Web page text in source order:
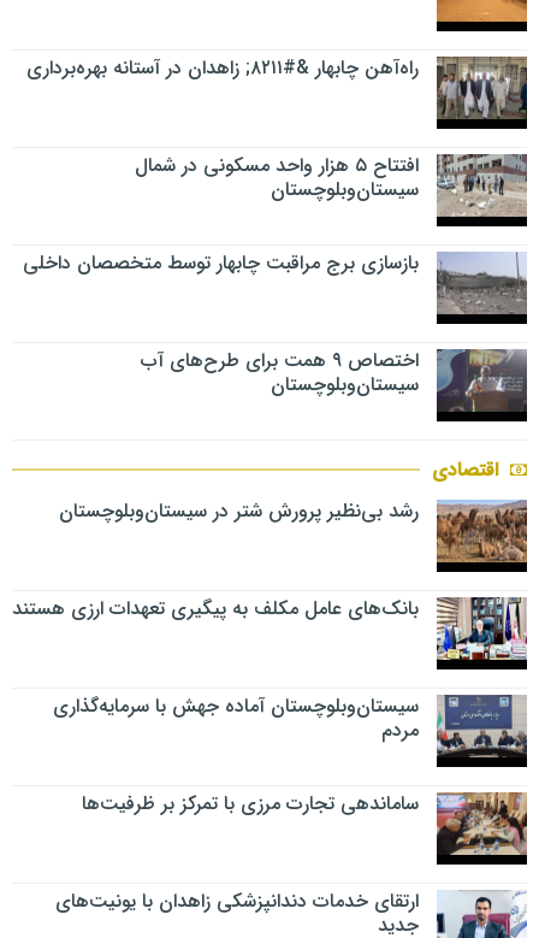
راه‌آهن چابهار &#۸۲۱۱; زاهدان در آستانه بهره‌برداری
افتتاح ۵ هزار واحد مسکونی در شمال
سیستان‌وبلوچستان
بازسازی برج مراقبت چابهار توسط متخصصان داخلی
اختصاص ۹ همت برای طرح‌های آب
سیستان‌وبلوچستان
اقتصادی
رشد بی‌نظیر پرورش شتر در سیستان‌وبلوچستان
بانک‌های عامل مکلف به پیگیری تعهدات ارزی هستند
سیستان‌وبلوچستان آماده جهش با سرمایه‌گذاری
مردم
ساماندهی تجارت مرزی با تمرکز بر ظرفیت‌ها
ارتقای خدمات دندانپزشکی زاهدان با یونیت‌های
جدید